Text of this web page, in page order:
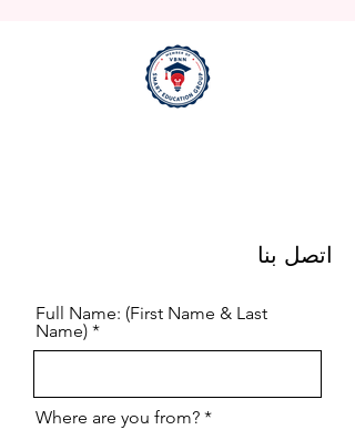
اتصل بنا
Full Name: (First Name & Last
Name)
Where are you from?